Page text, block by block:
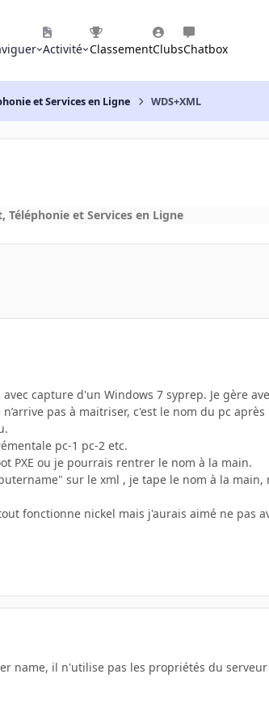
Activité ClassementClubsChatbox
et Services en Ligne WDS+XML
Téléphonie et Services en Ligne
avec capture d'un Windows 7 syprep. Je gère
pas à maitriser, c'est le nom du pc
pc-1 pc-2 etc.
PXE ou je pourrais rentrer le nom à la main.
sur le xml , je tape le nom à la
fonctionne nickel mais j'aurais aimé ne pas
name, il n'utilise pas les propriétés du serveur